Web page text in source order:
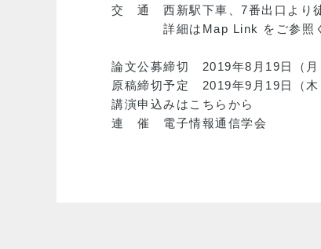
交 通 西新駅下車、7番出口より
詳細は Map Link をご参照
論文公募締切 2019年8月19日（月
原稿締切予定 2019年9月19日（木
講演申込みは こちら から
連 催 電子情報通信学会